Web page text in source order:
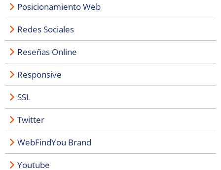
Posicionamiento Web
Redes Sociales
Reseñas Online
Responsive
SSL
Twitter
WebFindYou Brand
Youtube